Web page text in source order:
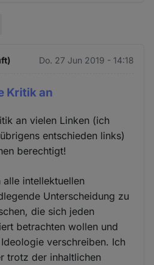
Do. 27 Jun 2019 - 14:18
Kritik an
an vielen Linken (ich
entschieden links)
berechtigt!
intellektuellen
Unterscheidung zu
die sich jeden
betrachten wollen und
verschreiben. Ich
trotz der inhaltlichen